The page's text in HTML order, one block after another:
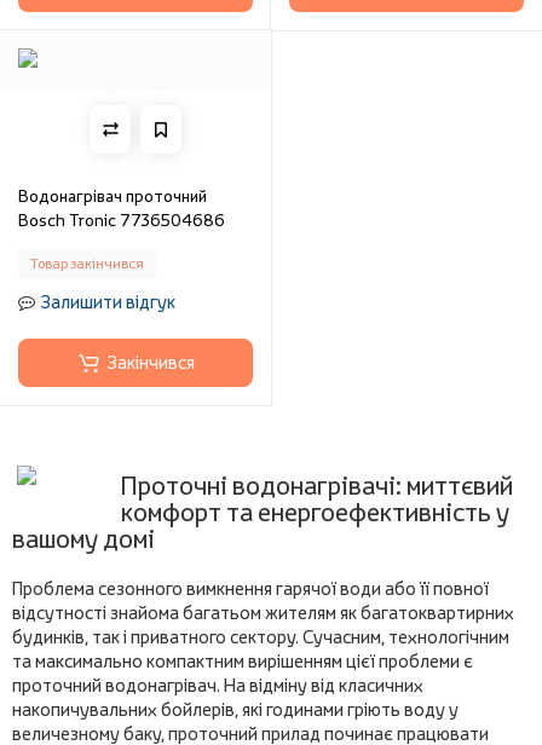
Водонагрівач проточний
Bosch Tronic 7736504686
Товар закінчився
Залишити відгук
Закінчився
Проточні водонагрівачі: миттєвий
комфорт та енергоефективність у
вашому домі
Проблема сезонного вимкнення гарячої води або її повної
відсутності знайома багатьом жителям як багатоквартирних
будинків, так і приватного сектору. Сучасним, технологічним
та максимально компактним вирішенням цієї проблеми є
проточний водонагрівач. На відміну від класичних
накопичувальних бойлерів, які годинами гріють воду у
величезному баку, проточний прилад починає працювати